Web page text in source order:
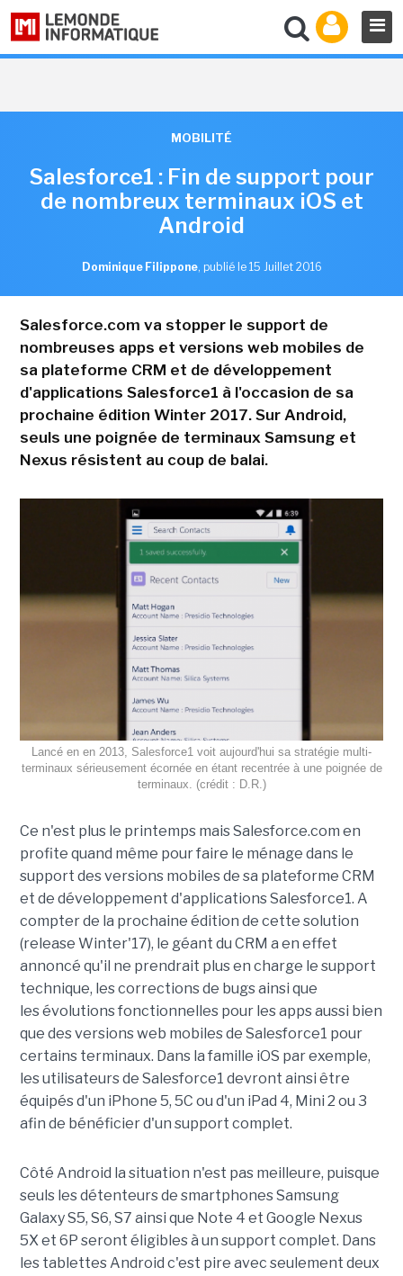
MOBILITÉ
Salesforce1 : Fin de support pour
de nombreux terminaux iOS et
Android
Dominique Filippone, publié le 15 Juillet 2016
Salesforce.com va stopper le support de
nombreuses apps et versions web mobiles de
sa plateforme CRM et de développement
d'applications Salesforce1 à l'occasion de sa
prochaine édition Winter 2017. Sur Android,
seuls une poignée de terminaux Samsung et
Nexus résistent au coup de balai.
Lancé en en 2013, Salesforce1 voit aujourd'hui sa stratégie multi-
terminaux sérieusement écornée en étant recentrée à une poignée de
terminaux. (crédit : D.R.)
Ce n'est plus le printemps mais Salesforce.com en
profite quand même pour faire le ménage dans le
support des versions mobiles de sa plateforme CRM
et de développement d'applications Salesforce1. A
compter de la prochaine édition de cette solution
(release Winter'17), le géant du CRM a en effet
annoncé qu'il ne prendrait plus en charge le support
technique, les corrections de bugs ainsi que
les évolutions fonctionnelles pour les apps aussi bien
que des versions web mobiles de Salesforce1 pour
certains terminaux. Dans la famille iOS par exemple,
les utilisateurs de Salesforce1 devront ainsi être
équipés d'un iPhone 5, 5C ou d'un iPad 4, Mini 2 ou 3
afin de bénéficier d'un support complet.
Côté Android la situation n'est pas meilleure, puisque
seuls les détenteurs de smartphones Samsung
Galaxy S5, S6, S7 ainsi que Note 4 et Google Nexus
5X et 6P seront éligibles à un support complet. Dans
les tablettes Android c'est pire avec seulement deux